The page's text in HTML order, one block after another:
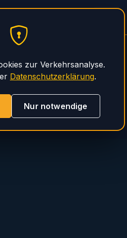
zur Verkehrsanalyse.
Datenschutzerklärung.
Nur notwendige